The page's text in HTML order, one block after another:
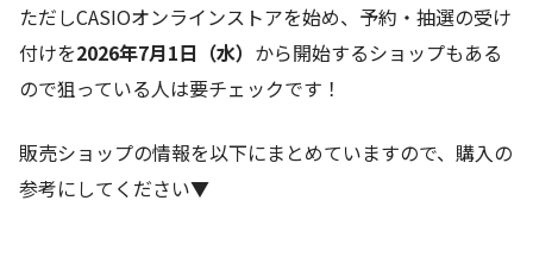
ただしCASIOオンラインストアを始め、予約・抽選の受け
付けを2026年7月1日（水） から開始するショップもある
ので狙っている人は要チェックです！
販売ショップの情報を以下にまとめていますので、購入の
参考にしてください▼